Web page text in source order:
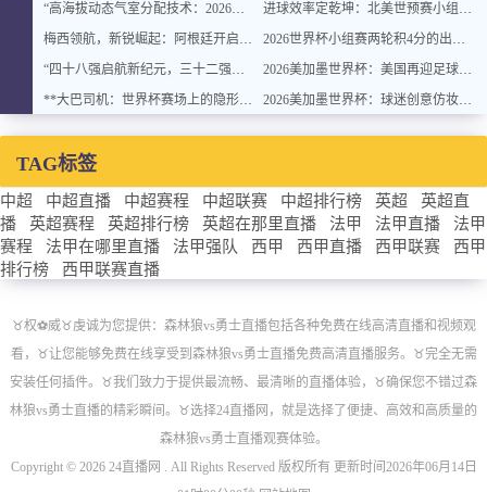
“高海拔动态气室分配技术：2026世界杯官方用球方案”
梅西领航，新锐崛起：阿根廷开启卫冕新征程
“四十八强启航新纪元，三十二强封存旧章：2026世界杯重塑格局”
**大巴司机：世界杯赛场上的隐形战术指挥官与极限驾驶训练**
进球效率定乾坤：北美世预赛小组排名背后的转化率密码
2026世界杯小组赛两轮积4分的出线概率与晋级稳定性分析
2026美加墨世界杯：美国再迎足球盛宴
2026美加墨世界杯：球迷创意仿妆致敬球星
TAG标签
中超 中超直播 中超赛程 中超联赛 中超排行榜 英超
英超直
播
英超赛程 英超排行榜 英超在那里直播 法甲 法甲直播
法甲
赛程
法甲在哪里直播 法甲强队 西甲 西甲直播 西甲联赛
西甲
排行榜
西甲联赛直播
♉️权⚽威♉️虔诚为您提供：森林狼vs勇士直播包括各种免费在线高清直播和视频观
看，♉️让您能够免费在线享受到森林狼vs勇士直播免费高清直播服务。♉️完全无需
安装任何插件。♉️我们致力于提供最流畅、最清晰的直播体验，♉️确保您不错过森
林狼vs勇士直播的精彩瞬间。♉️选择24直播网，就是选择了便捷、高效和高质量的
森林狼vs勇士直播观赛体验。
Copyright © 2026 24直播网 . All Rights Reserved 版权所有 更新时间2026年06月14日